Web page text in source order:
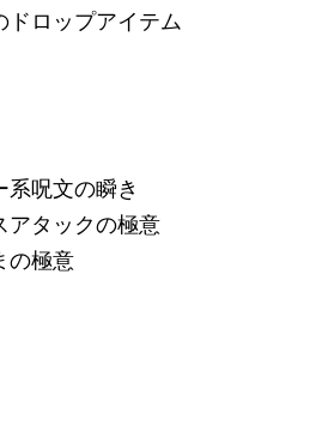
ドロップアイテム
系呪文の瞬き
アタックの極意
の極意